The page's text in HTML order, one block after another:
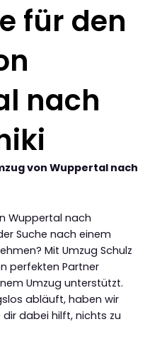
für den
nach
von Wuppertal nach
Wuppertal nach
Suche nach einem
Mit Umzug Schulz
perfekten Partner
Umzug unterstützt.
abläuft, haben wir
dabei hilft, nichts zu